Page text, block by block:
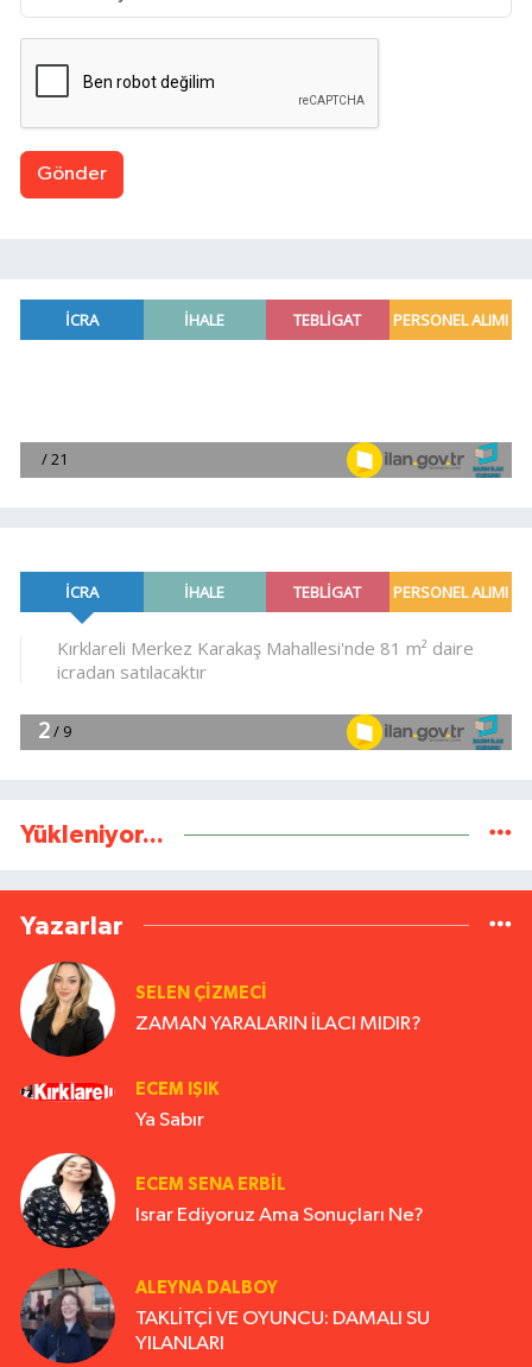
Gönder
Yükleniyor...
Yazarlar
SELEN ÇİZMECİ
ZAMAN YARALARIN İLACI MIDIR?
ECEM IŞIK
Ya Sabır
ECEM SENA ERBIL
Israr Ediyoruz Ama Sonuçları Ne?
ALEYNA DALBOY
TAKLİTÇİ VE OYUNCU: DAMALI SU
YILANLARI